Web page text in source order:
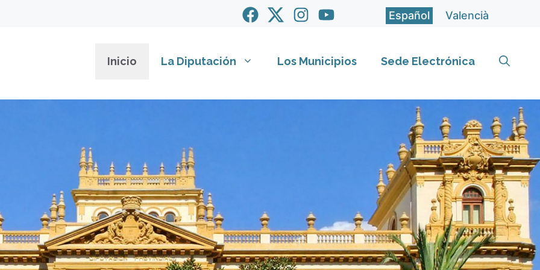
Español Valencià
Inicio La Diputación Los Municipios Sede Electrónica